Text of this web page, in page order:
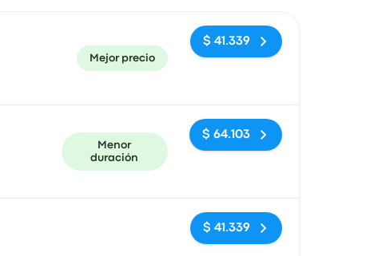
Mejor precio
$ 41.339
Menor
duración
$ 64.103
Sin etiquetas
$ 41.339